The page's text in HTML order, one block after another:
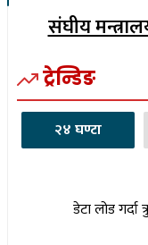
संघीय
ट्रेन्डिङ
२४ घण्टा
डेटा लोड गर्दा